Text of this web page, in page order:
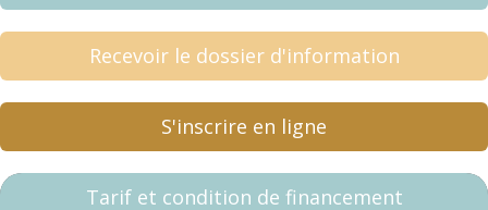
Recevoir le dossier d'information
S'inscrire en ligne
Tarif et condition de financement